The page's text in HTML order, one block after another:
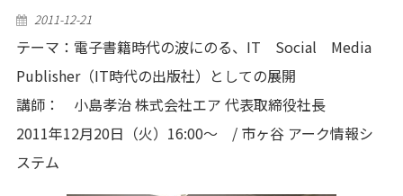
Posted
2011-12-21
テーマ：電子書籍時代の波にのる、IT Social Media
Publisher（IT時代の出版社）としての展開
講師： 小島孝治 株式会社エア 代表取締役社長
2011年12月20日（火）16:00～ / 市ヶ谷 アーク情報シ
ステム